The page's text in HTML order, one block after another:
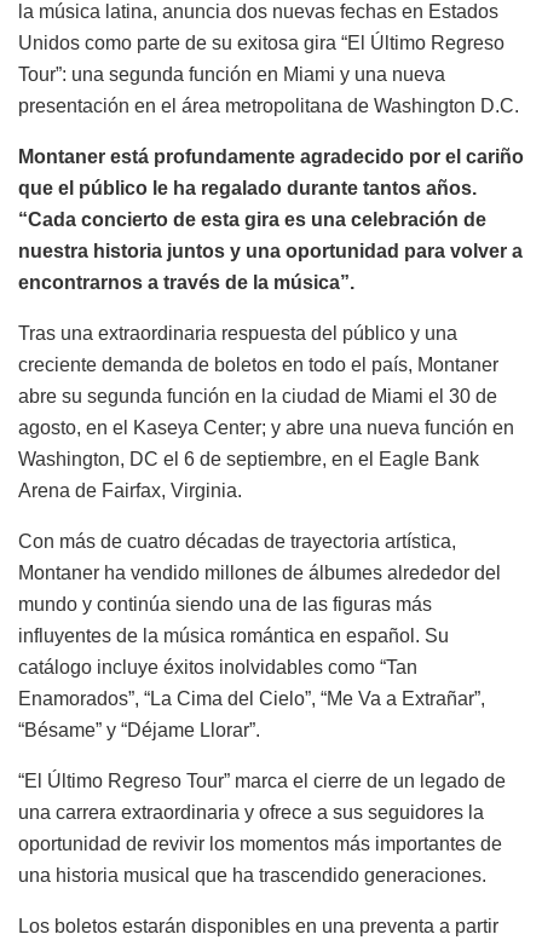
la música latina, anuncia dos nuevas fechas en Estados
Unidos como parte de su exitosa gira “El Último Regreso
Tour”: una segunda función en Miami y una nueva
presentación en el área metropolitana de Washington D.C.
Montaner está profundamente agradecido por el cariño
que el público le ha regalado durante tantos años.
“Cada concierto de esta gira es una celebración de
nuestra historia juntos y una oportunidad para volver a
encontrarnos a través de la música”.
Tras una extraordinaria respuesta del público y una
creciente demanda de boletos en todo el país, Montaner
abre su segunda función en la ciudad de Miami el 30 de
agosto, en el Kaseya Center; y abre una nueva función en
Washington, DC el 6 de septiembre, en el Eagle Bank
Arena de Fairfax, Virginia.
Con más de cuatro décadas de trayectoria artística,
Montaner ha vendido millones de álbumes alrededor del
mundo y continúa siendo una de las figuras más
influyentes de la música romántica en español. Su
catálogo incluye éxitos inolvidables como “Tan
Enamorados”, “La Cima del Cielo”, “Me Va a Extrañar”,
“Bésame” y “Déjame Llorar”.
“El Último Regreso Tour” marca el cierre de un legado de
una carrera extraordinaria y ofrece a sus seguidores la
oportunidad de revivir los momentos más importantes de
una historia musical que ha trascendido generaciones.
Los boletos estarán disponibles en una preventa a partir